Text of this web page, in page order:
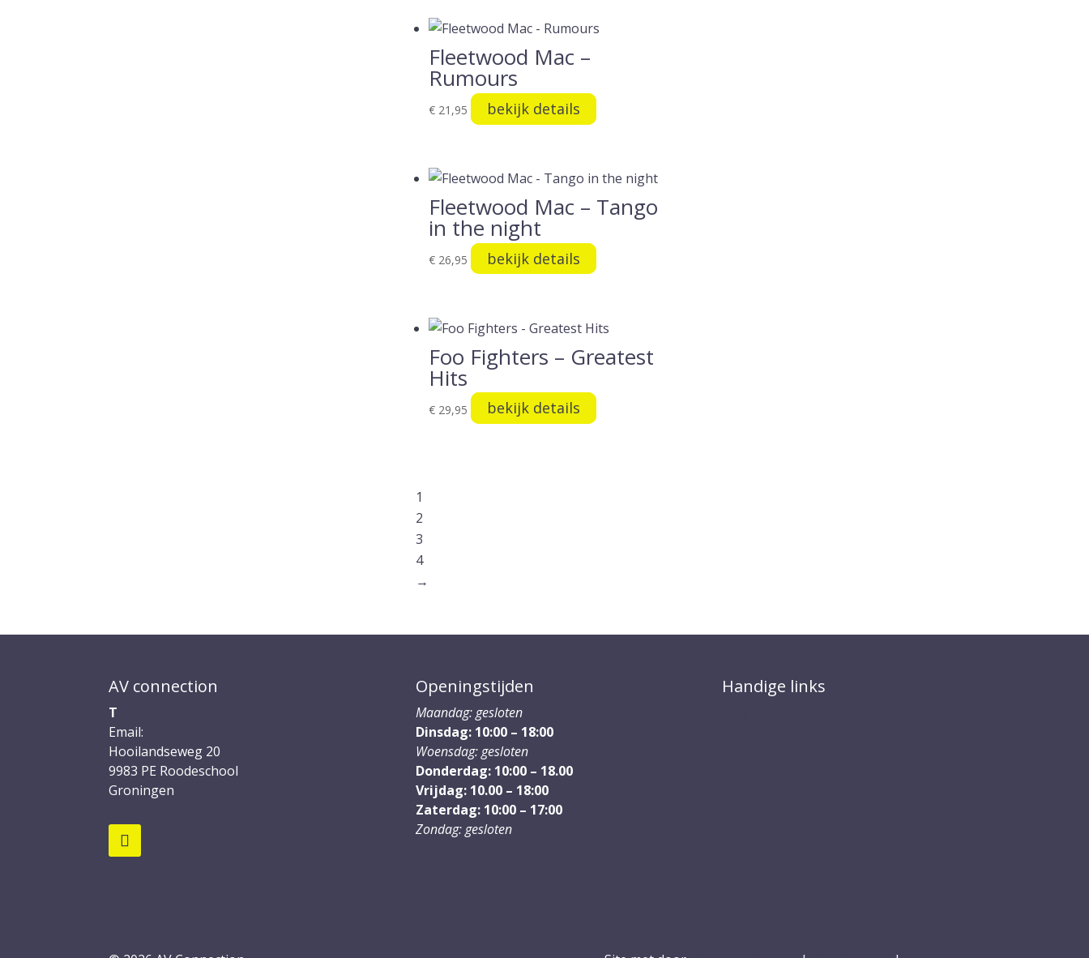
Fleetwood Mac –
Rumours
€21,95 bekijk details
Fleetwood Mac – Tango
in the night
€26,95 bekijk details
Foo Fighters – Greatest
Hits
€29,95 bekijk details
1
2
3
4
→
AV connection
T
Email:
Hooilandseweg 20
9983 PE Roodeschool
Groningen
Openingstijden
Maandag: gesloten
Dinsdag: 10:00 – 18:00
Woensdag: gesloten
Donderdag: 10:00 – 18.00
Vrijdag: 10.00 – 18:00
Zaterdag: 10:00 – 17:00
Zondag: gesloten
Handige links